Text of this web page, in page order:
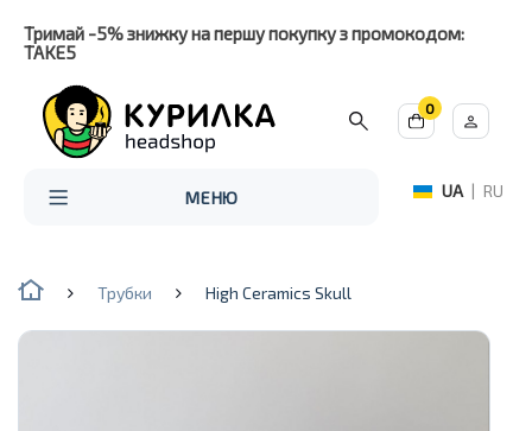
Тримай -5% знижку на першу покупку з промокодом:
TAKE5
0
МЕНЮ UA | RU
Трубки High Ceramics Skull